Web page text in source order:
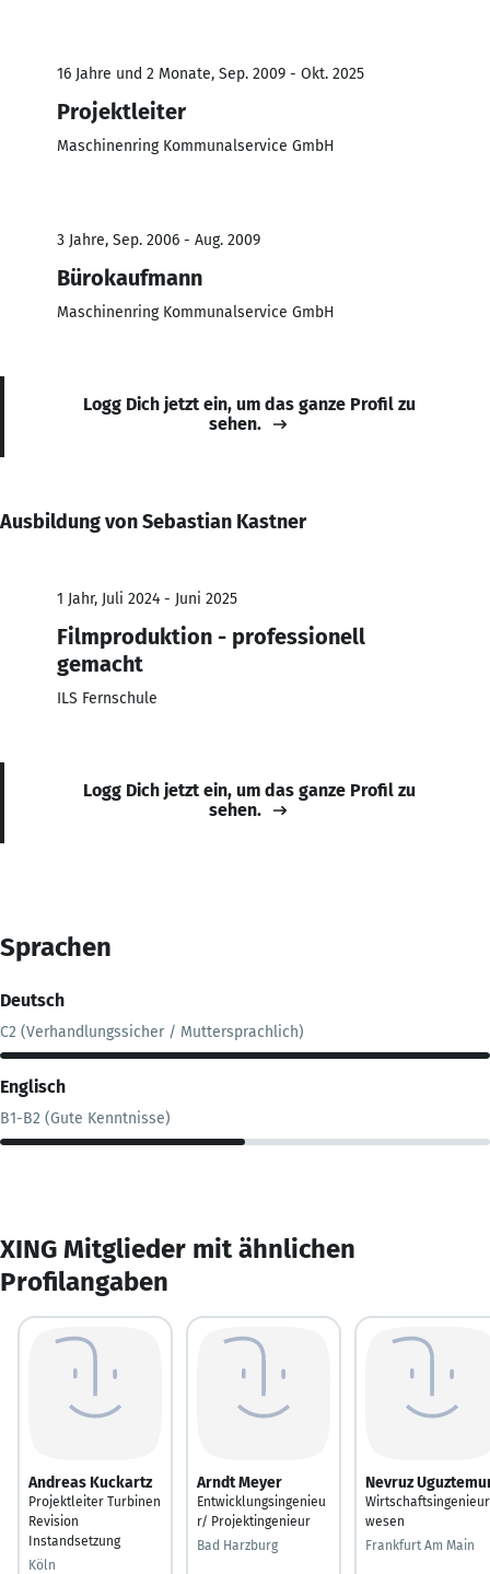
16 Jahre und 2 Monate, Sep. 2009 - Okt. 2025
Projektleiter
Maschinenring Kommunalservice GmbH
3 Jahre, Sep. 2006 - Aug. 2009
Bürokaufmann
Maschinenring Kommunalservice GmbH
Logg Dich jetzt ein, um das ganze Profil zu
sehen.
Ausbildung von Sebastian Kastner
1 Jahr, Juli 2024 - Juni 2025
Filmproduktion - professionell
gemacht
ILS Fernschule
Logg Dich jetzt ein, um das ganze Profil zu
sehen.
Sprachen
Deutsch
C2 (Verhandlungssicher / Muttersprachlich)
Englisch
B1-B2 (Gute Kenntnisse)
XING Mitglieder mit ähnlichen
Profilangaben
Andreas Kuckartz
Projektleiter Turbinen
Revision
Instandsetzung
Köln
Arndt Meyer
Entwicklungsingenieu
r/ Projektingenieur
Bad Harzburg
Nevruz
Wirtschaftsingenieur
wesen
Frankfurt Am Main